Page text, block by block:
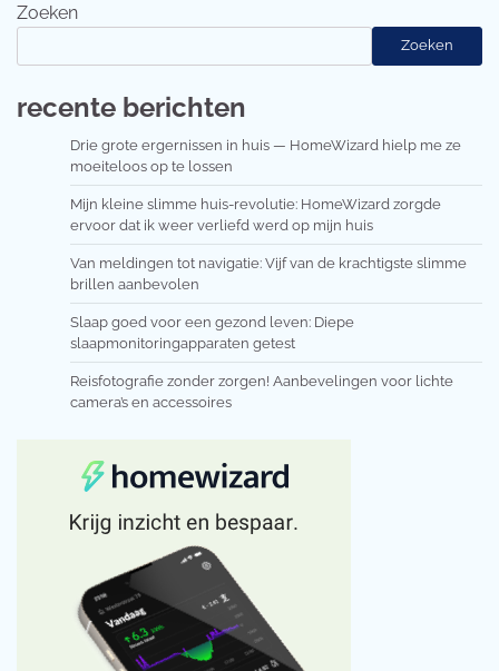
Zoeken
Zoeken
recente berichten
Drie grote ergernissen in huis — HomeWizard hielp me ze
moeiteloos op te lossen
Mijn kleine slimme huis-revolutie: HomeWizard zorgde
ervoor dat ik weer verliefd werd op mijn huis
Van meldingen tot navigatie: Vijf van de krachtigste slimme
brillen aanbevolen
Slaap goed voor een gezond leven: Diepe
slaapmonitoringapparaten getest
Reisfotografie zonder zorgen! Aanbevelingen voor lichte
camera’s en accessoires